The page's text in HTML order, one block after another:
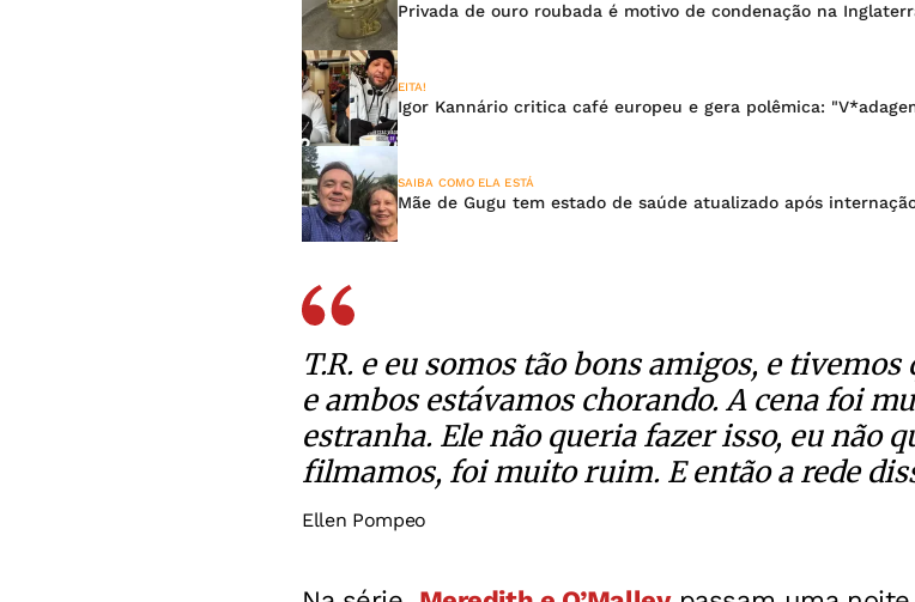
Privada de ouro roubada é motivo de condenação na
EITA!
Igor Kannário critica café europeu e gera polêmica:
SAIBA COMO ELA ESTÁ
Mãe de Gugu tem estado de saúde atualizado após
T.R. e eu somos tão bons amigos, e tivemos
e ambos estávamos chorando. A cena foi
estranha. Ele não queria fazer isso, eu não
filmamos, foi muito ruim. E então a rede
Ellen Pompeo